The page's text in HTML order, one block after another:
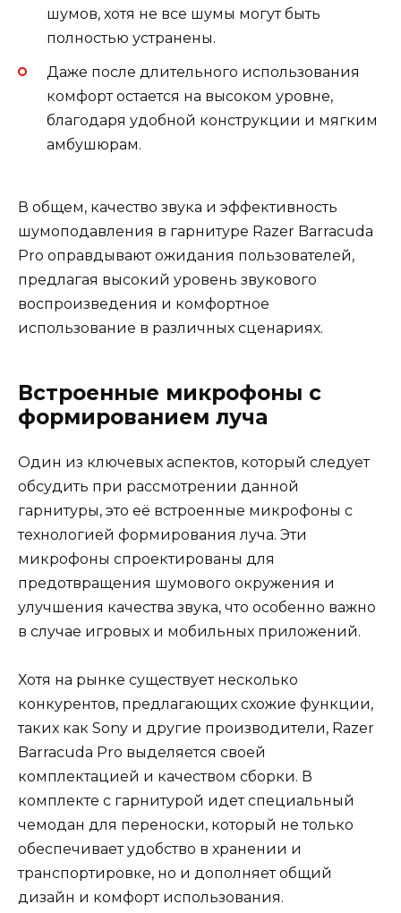
шумов, хотя не все шумы могут быть
полностью устранены.
Даже после длительного использования
комфорт остается на высоком уровне,
благодаря удобной конструкции и мягким
амбушюрам.
В общем, качество звука и эффективность
шумоподавления в гарнитуре Razer Barracuda
Pro оправдывают ожидания пользователей,
предлагая высокий уровень звукового
воспроизведения и комфортное
использование в различных сценариях.
Встроенные микрофоны с
формированием луча
Один из ключевых аспектов, который следует
обсудить при рассмотрении данной
гарнитуры, это её встроенные микрофоны с
технологией формирования луча. Эти
микрофоны спроектированы для
предотвращения шумового окружения и
улучшения качества звука, что особенно важно
в случае игровых и мобильных приложений.
Хотя на рынке существует несколько
конкурентов, предлагающих схожие функции,
таких как Sony и другие производители, Razer
Barracuda Pro выделяется своей
комплектацией и качеством сборки. В
комплекте с гарнитурой идет специальный
чемодан для переноски, который не только
обеспечивает удобство в хранении и
транспортировке, но и дополняет общий
дизайн и комфорт использования.